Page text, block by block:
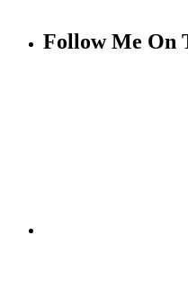
Follow Me On